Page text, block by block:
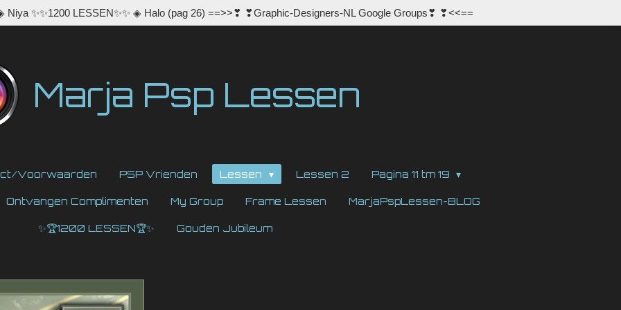
✨✨1200 LESSEN✨✨ ◈ Halo (pag 26) ==>>❣ ❣Graphic-Designers-NL Google Groups❣ ❣<<==
Marja Psp Lessen
Voorwaarden PSP Vrienden Lessen Lessen 2 Pagina 11 tm 19
Ontvangen Complimenten My Group Frame Lessen MarjaPspLessen-BLOG
✨🏆1200 LESSEN🏆✨ Gouden Jubileum